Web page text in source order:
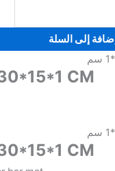
إضافة إلى السلة
CM
CM